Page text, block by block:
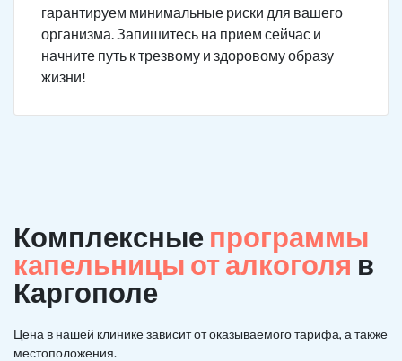
гарантируем минимальные риски для вашего
организма. Запишитесь на прием сейчас и
начните путь к трезвому и здоровому образу
жизни!
Комплексные программы
капельницы от алкоголя в
Каргополе
Цена в нашей клинике зависит от оказываемого тарифа, а также
местоположения.